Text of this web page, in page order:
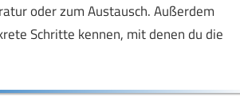
oder zum Austausch. Außerdem
Schritte kennen, mit denen du die